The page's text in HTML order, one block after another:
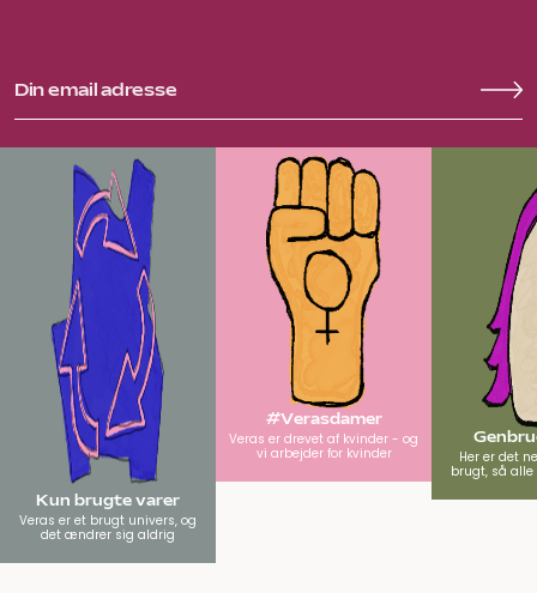
Kun brugte varer
Veras er et brugt univers, og
det ændrer sig aldrig
#Verasdamer
Veras er drevet af kvinder - og
vi arbejder for kvinder
Her er det
brugt, så